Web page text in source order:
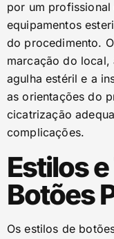
por um
equipamentos
do procedimento.
marcação do local,
agulha estéril e a
as orientações do
cicatrização
complicações.
Estilos
Botões
Os estilos de